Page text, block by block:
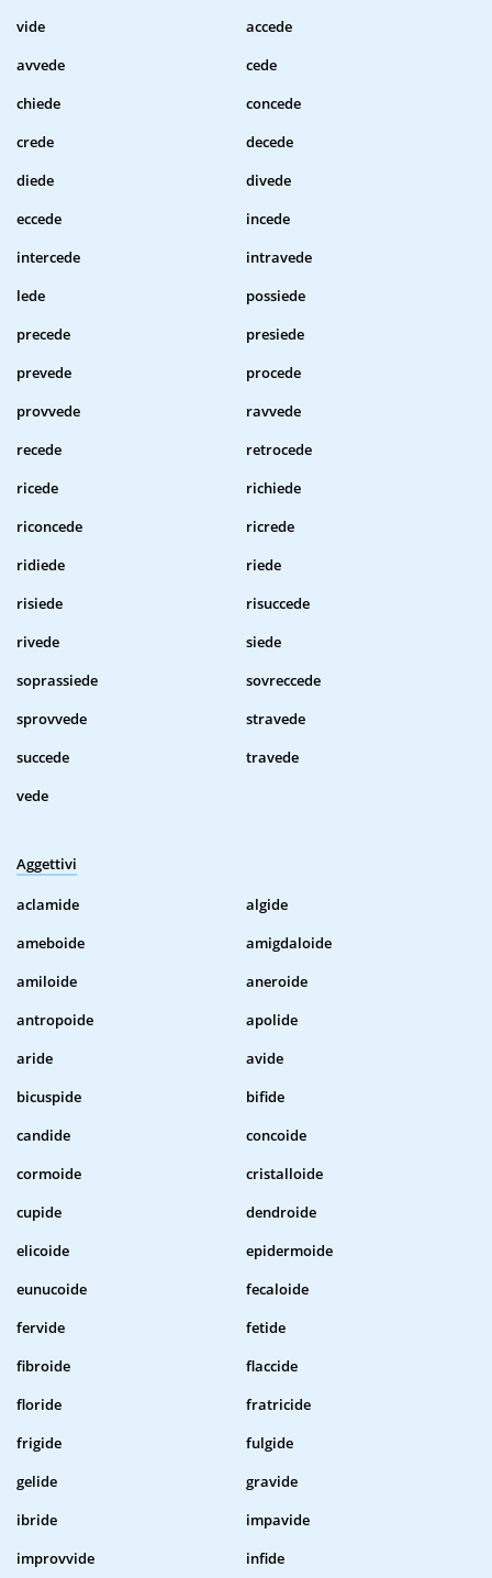
vide
accede
avvede
cede
chiede
concede
crede
decede
diede
divede
eccede
incede
intercede
intravede
lede
possiede
precede
presiede
prevede
procede
provvede
ravvede
recede
retrocede
ricede
richiede
riconcede
ricrede
ridiede
riede
risiede
risuccede
rivede
siede
soprassiede
sovreccede
sprovvede
stravede
succede
travede
vede
Aggettivi
aclamide
algide
ameboide
amigdaloide
amiloide
aneroide
antropoide
apolide
aride
avide
bicuspide
bifide
candide
concoide
cormoide
cristalloide
cupide
dendroide
elicoide
epidermoide
eunucoide
fecaloide
fervide
fetide
fibroide
flaccide
floride
fratricide
frigide
fulgide
gelide
gravide
ibride
impavide
improvvide
infide